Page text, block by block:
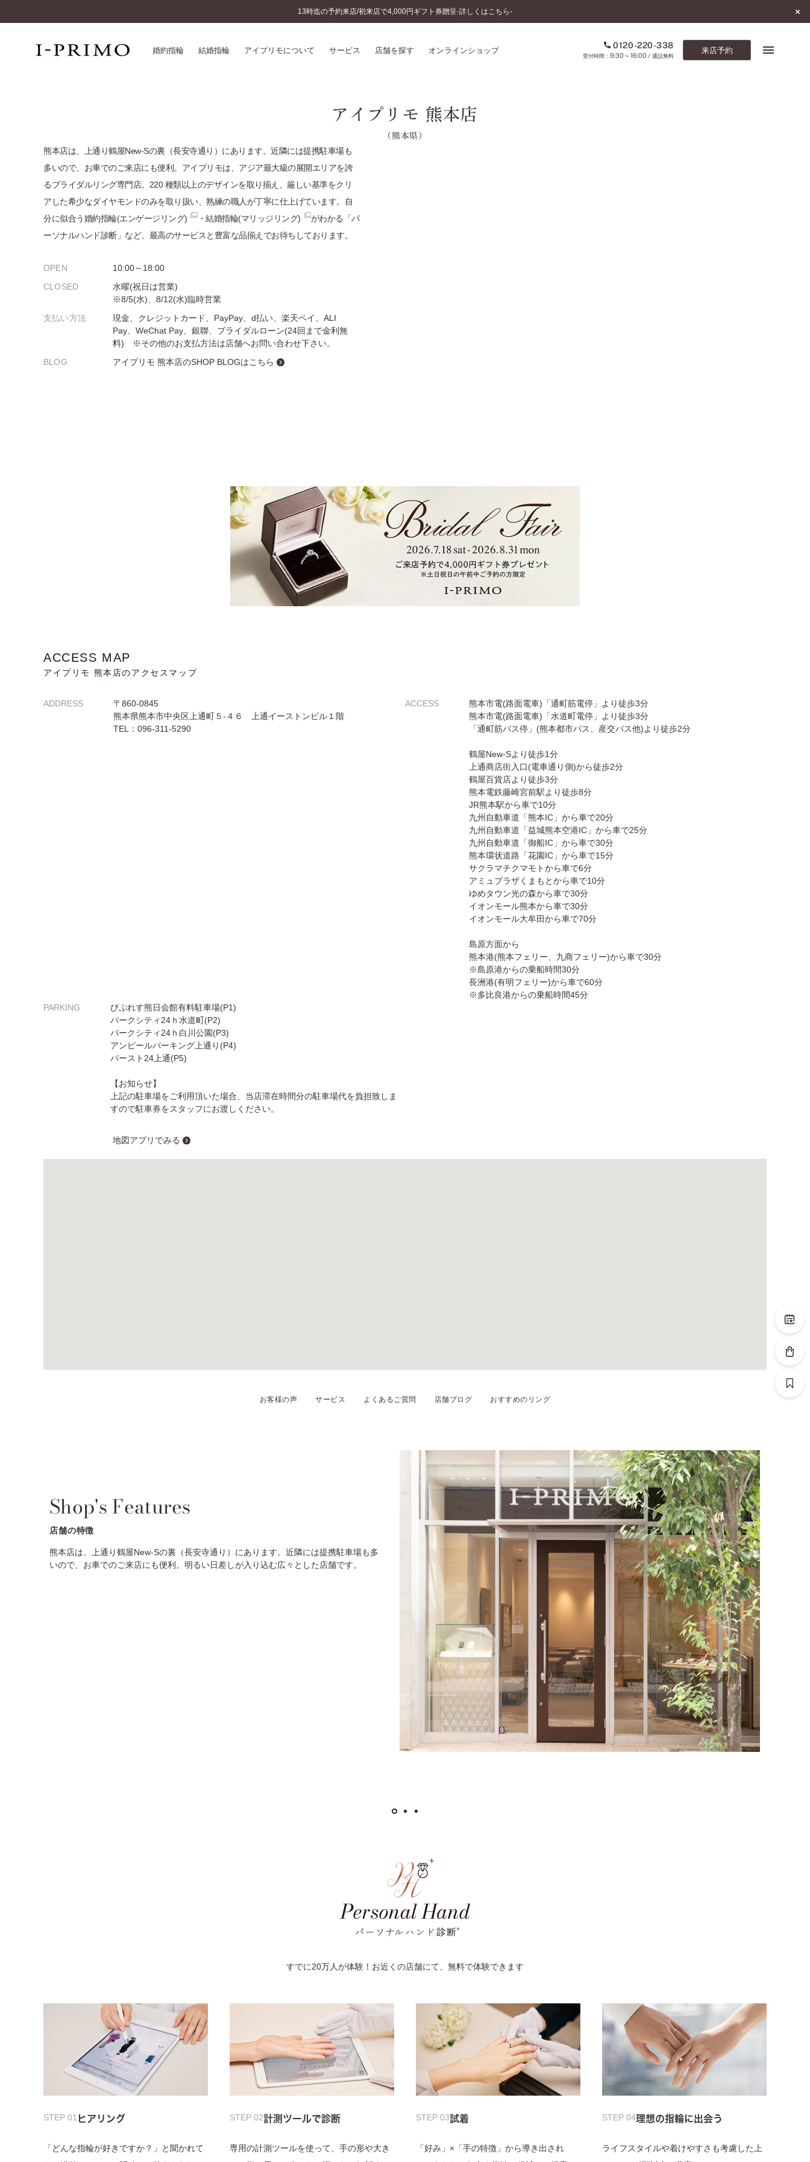
13時迄の予約来店/初来店で4,000円ギフト券贈呈-詳しくはこちら-
婚約指輪 結婚指輪 アイプリモについて サービス 店舗を探す オンラインショップ 0120-220-338
9:30～16:00/ 通話無料
来店予約
エタニティリング一覧
アニバーサリージュエリー一覧
コレクション
パーフェクトプロポーズリング ®
ダイヤモンドプロポーズ
ダイヤモンドシェイプコレクション
ペールブラウンゴールド
コンセプトシリーズ
オリジンビリーフ
初空
一生涯のメンテナンス
近くに店舗がある
サービス
プロポーズサポート
婚約指輪とは
結婚指輪とは
セットリングとは
アイプリモ 熊本店
（熊本県）
熊本店は、上通り鶴屋New-Sの裏（長安寺通り）にあります。近隣には提携駐車場も
多いので、お車でのご来店にも便利。アイプリモは、アジア最大級の展開エリアを誇
るブライダルリング専門店。220 種類以上のデザインを取り揃え、厳しい基準をクリ
アした希少なダイヤモンドのみを取り扱い、熟練の職人が丁寧に仕上げています。自
分に似合う婚約指輪(エンゲージリング) ・ 結婚指輪(マリッジリング)
がわかる「パ
ーソナルハンド診断」など、最高のサービスと豊富な品揃えでお待ちしております。
OPEN
10:00～18:00
CLOSED
水曜(祝日は営業)
※8/5(水)、8/12(水)臨時営業
支払い方法
現金、クレジットカード、PayPay、d払い、楽天ペイ、ALI
Pay、WeChat Pay、銀聯、ブライダルローン(24回まで金利無
料) ※その他のお支払方法は店舗へお問い合わせ下さい。
BLOG
アイプリモ 熊本店のSHOP BLOGはこちら
ACCESS MAP
アイプリモ 熊本店のアクセスマップ
ADDRESS
〒860-0845
熊本県熊本市中央区上通町５-４６ 上通イーストンビル１階
TEL：096-311-5290
ACCESS
熊本市電(路面電車)「通町筋電停」より徒歩3分
熊本市電(路面電車)「水道町電停」より徒歩3分
「通町筋バス停」(熊本都市バス、産交バス他)より徒歩2分
鶴屋New-Sより徒歩1分
上通商店街入口(電車通り側)から徒歩2分
鶴屋百貨店より徒歩3分
熊本電鉄藤崎宮前駅より徒歩8分
JR熊本駅から車で10分
九州自動車道「熊本IC」から車で20分
九州自動車道「益城熊本空港IC」から車で25分
九州自動車道「御船IC」から車で30分
熊本環状道路「花園IC」から車で15分
サクラマチクマモトから車で6分
アミュプラザくまもとから車で10分
ゆめタウン光の森から車で30分
イオンモール熊本から車で30分
イオンモール大牟田から車で70分
島原方面から
熊本港(熊本フェリー、九商フェリー)から車で30分
※島原港からの乗船時間30分
長洲港(有明フェリー)から車で60分
※多比良港からの乗船時間45分
PARKING
びぷれす熊日会館有料駐車場(P1)
パークシティ24ｈ水道町(P2)
パークシティ24ｈ白川公園(P3)
アンピールパーキング上通り(P4)
パースト24上通(P5)
【お知らせ】
上記の駐車場をご利用頂いた場合、当店滞在時間分の駐車場代を負担致しま
すので駐車券をスタッフにお渡しください。
地図アプリでみる
お客様の声 サービス よくあるご質問 店舗ブログ おすすめのリング
Shop's Features
店舗の特徴
熊本店は、上通り鶴屋New-Sの裏（長安寺通り）にあります。近隣には提携駐車場も多
いので、お車でのご来店にも便利。明るい日差しが入り込む広々とした店舗です。
220種類以上のデザインを取り揃えているブライダルリング専門店。ゆっくりおくつろ
ぎ頂きながら指輪選びを楽しんでいただけます。
最高のサービスと豊富
すでに20万人が体験！お近くの店舗にて、無料で体験できます
STEP 01 ヒアリング
「どんな指輪が好きですか？」と聞かれて
STEP 02計測ツールで診断
専用の計測ツールを使って、手の形や大き
STEP 03試着
「好み」×「手の特徴」から導き出され
STEP 04理想の指輪に出会う
ライフスタイルや着けやすさも考慮した上